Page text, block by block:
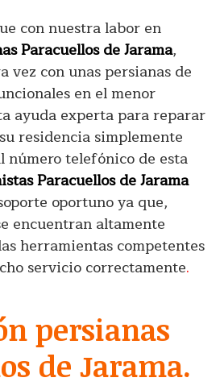
con nuestra labor en
Paracuellos de Jarama,
vez con unas persianas de
en el menor
ayuda experta para reparar
residencia simplemente
número telefónico de esta
Paracuellos de Jarama
oportuno ya que,
encuentran altamente
herramientas competentes
servicio correctamente.
persianas
de Jarama.